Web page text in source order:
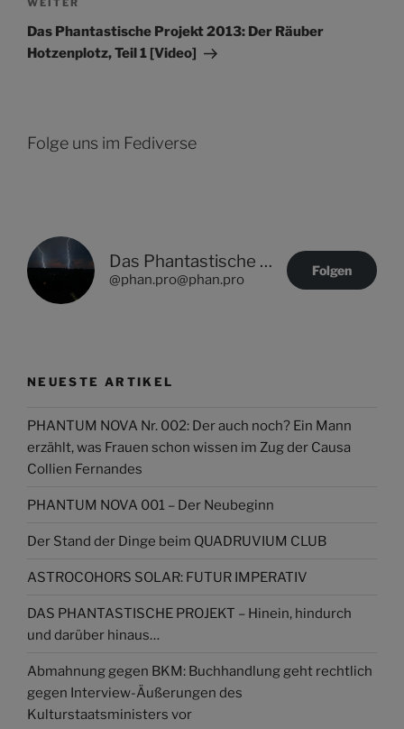
Nächster
Beitrag
WEITER
Das Phantastische Projekt 2013: Der Räuber
Hotzenplotz, Teil 1 [Video]
Folge uns im Fediverse
Das Phantastische Projekt - PHAN.PRO
@phan.pro@phan.pro
Folgen
NEUESTE ARTIKEL
PHANTUM NOVA Nr. 002: Der auch noch? Ein Mann
erzählt, was Frauen schon wissen im Zug der Causa
Collien Fernandes
PHANTUM NOVA 001 – Der Neubeginn
Der Stand der Dinge beim QUADRUVIUM CLUB
ASTROCOHORS SOLAR: FUTUR IMPERATIV
DAS PHANTASTISCHE PROJEKT – Hinein, hindurch
und darüber hinaus…
Abmahnung gegen BKM: Buchhandlung geht rechtlich
gegen Interview-Äußerungen des
Kulturstaatsministers vor